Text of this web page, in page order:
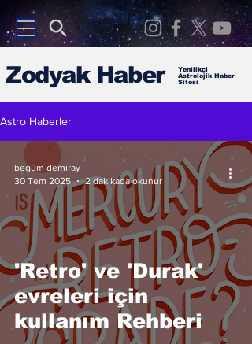
Yenilikçi
Astrolojik Haber
Sitesi
Zodyak Haber
Astro Haberler
'Retro' ve 'Durak'
evreleri için
kullanım Rehberi
begüm demiray
30 Tem 2025
2 dakikada okunur